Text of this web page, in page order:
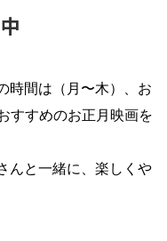
時間は（月〜木）、お
すすめのお正月映画を
んと一緒に、楽しくや